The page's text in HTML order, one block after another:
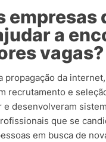
empresas
a
vagas?
propagação da
recrutamento e
e desenvolveram
que se
em busca de